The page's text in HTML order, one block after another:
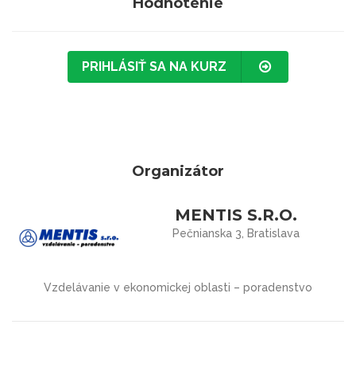
PRIHLÁSIŤ SA NA KURZ
Organizátor
MENTIS S.R.O.
Pečnianska 3, Bratislava
Vzdelávanie v ekonomickej oblasti – poradenstvo